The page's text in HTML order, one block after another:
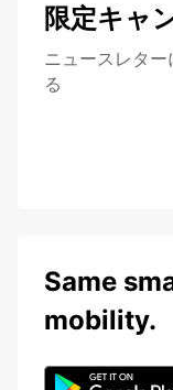
限定キャ
ニュースレタ
る
Same
mobility.